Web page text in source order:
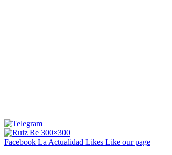
Facebook La Actualidad Likes Like our page